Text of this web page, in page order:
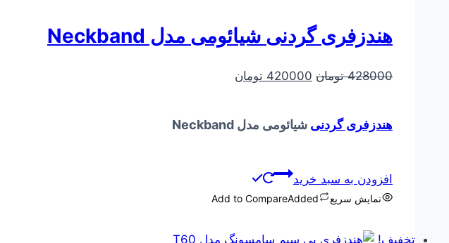
هندزفری گردنی شیائومی مدل Neckband
428000 تومان قیمت
بود.
420000 تومان
است.
هندزفری گردنی شیائومی مدل Neckband
افزودن به سبد خرید
نمایش سریع Add to CompareAdded
تخفیف!